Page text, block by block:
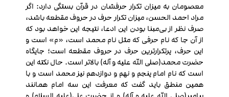
معصومان به میزان تکرار حرفشان در قرآن بستگی دارد: اگر
مراد احمد الحسن، میزان تکرار حرف در حروف مقطعه باشد،
صرف نظر از بی‌مبنا بودن این ادعا، نتیجه این خواهد بود که
از آن جا که نام حرفی که مثل نام محمد است، «م» است و
این حرف، پرتکرارترین حرف در حروف مقطعه است؛ جایگاه
حضرت محمد(صلی الله علیه و آله) بالاتر است. حال نکته این
است که نام امام پنجم و نهم و دوازدهم نیز محمد است و با
همین منطق باید گفت که معرفت این سه امام همانند